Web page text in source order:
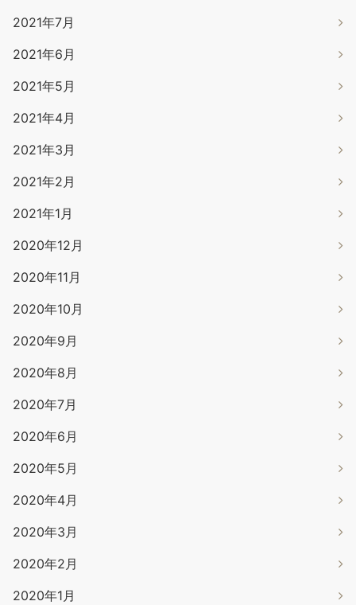
2021年7月
2021年6月
2021年5月
2021年4月
2021年3月
2021年2月
2021年1月
2020年12月
2020年11月
2020年10月
2020年9月
2020年8月
2020年7月
2020年6月
2020年5月
2020年4月
2020年3月
2020年2月
2020年1月